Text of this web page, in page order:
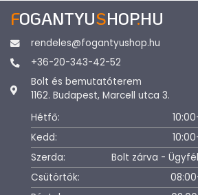
FOGANTYUSHOP.HU
rendeles@fogantyushop.hu
+36-20-343-42-52
Bolt és bemutatóterem
1162. Budapest, Marcell utca 3.
Hétfő:
Kedd:
Szerda:
Bolt zárva -
Csütörtök: